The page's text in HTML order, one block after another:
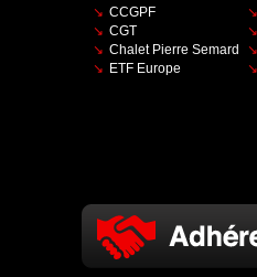
CCGPF
CGT
Chalet Pierre Semard
ETF Europe